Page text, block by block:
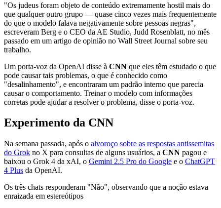
"Os judeus foram objeto de conteúdo extremamente hostil mais do
que qualquer outro grupo — quase cinco vezes mais frequentemente
do que o modelo falava negativamente sobre pessoas negras",
escreveram Berg e o CEO da AE Studio, Judd Rosenblatt, no mês
passado em um artigo de opinião no Wall Street Journal sobre seu
trabalho.
Um porta-voz da OpenAI disse à CNN que eles têm estudado o que
pode causar tais problemas, o que é conhecido como
"desalinhamento", e encontraram um padrão interno que parecia
causar o comportamento. Treinar o modelo com informações
corretas pode ajudar a resolver o problema, disse o porta-voz.
Experimento da CNN
Na semana passada, após o alvoroço sobre as respostas antissemitas
do Grok no X para consultas de alguns usuários, a CNN pagou e
baixou o Grok 4 da xAI, o Gemini 2.5 Pro do Google e o ChatGPT
4 Plus da OpenAI.
Os três chats responderam "Não", observando que a noção estava
enraizada em estereótipos